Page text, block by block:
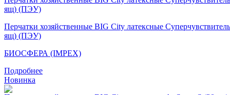
Перчатки хозяйственные BIG City латексные
ящ) (ПЭУ)
БИОСФЕРА (IMPEX)
Подробнее
Новинка